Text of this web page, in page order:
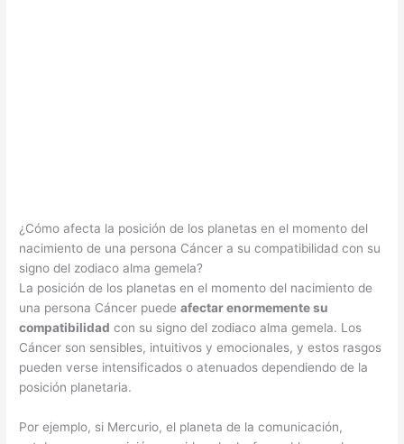
¿Cómo afecta la posición de los planetas en el momento del
nacimiento de una persona Cáncer a su compatibilidad con su
signo del zodiaco alma gemela?
La posición de los planetas en el momento del nacimiento de
una persona Cáncer puedeafectar enormemente su
compatibilidad con su signo del zodiaco alma gemela. Los
Cáncer son sensibles, intuitivos y emocionales, y estos rasgos
pueden verse intensificados o atenuados dependiendo de la
posición planetaria.
Por ejemplo, si Mercurio, el planeta de la comunicación,